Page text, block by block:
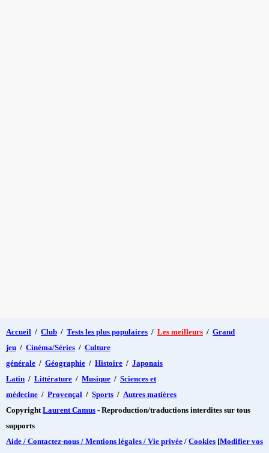
Accueil / Club / Tests les plus populaires / Les meilleurs / Grand
jeu / Cinéma/Séries / Culture
générale / Géographie / Histoire / Japonais
Latin / Littérature / Musique / Sciences et
médecine / Provençal / Sports / Autres matières
Copyright Laurent Camus - Reproduction/traductions interdites sur tous
supports
Aide / Contactez-nous / Mentions légales / Vie privée / Cookies [Modifier vos